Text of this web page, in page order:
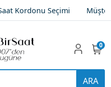
Kordonu Seçimi
ARA
0